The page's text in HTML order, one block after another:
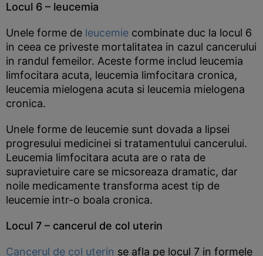
Locul 6 – leucemia
Unele forme de leucemie combinate duc la locul 6
in ceea ce priveste mortalitatea in cazul cancerului
in randul femeilor. Aceste forme includ leucemia
limfocitara acuta, leucemia limfocitara cronica,
leucemia mielogena acuta si leucemia mielogena
cronica.
Unele forme de leucemie sunt dovada a lipsei
progresului medicinei si tratamentului cancerului.
Leucemia limfocitara acuta are o rata de
supravietuire care se micsoreaza dramatic, dar
noile medicamente transforma acest tip de
leucemie intr-o boala cronica.
Locul 7 – cancerul de col uterin
Cancerul de col uterin se afla pe locul 7 in formele